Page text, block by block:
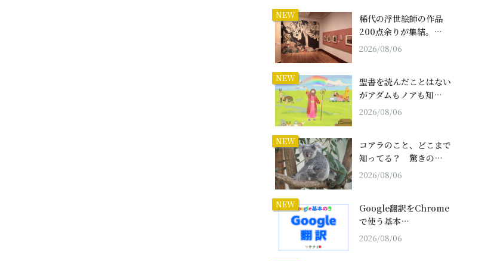
NEW
稀代の浮世絵師の作品
200点余りが集結。…
2026/08/06
NEW
聖書を読んだことはない
がアダムもノアも知…
2026/08/06
NEW
コアラのこと、どこまで
知ってる？ 驚きの…
2026/08/06
NEW
Google翻訳をChrome
で使う基本…
2026/08/06